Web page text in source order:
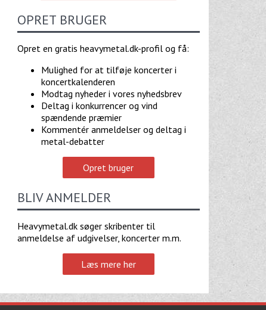
OPRET BRUGER
Opret en gratis heavymetal.dk-profil og få:
Mulighed for at tilføje koncerter i
koncertkalenderen
Modtag nyheder i vores nyhedsbrev
Deltag i konkurrencer og vind
spændende præmier
Kommentér anmeldelser og deltag i
metal-debatter
Opret bruger
BLIV ANMELDER
Heavymetal.dk søger skribenter til
anmeldelse af udgivelser, koncerter m.m.
Læs mere her